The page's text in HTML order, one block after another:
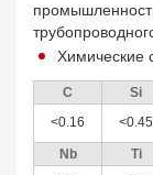
Химические
C Si
<0.16
<0.45
Nb Ti